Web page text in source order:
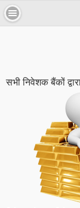
सभी निवेशक बैंकों